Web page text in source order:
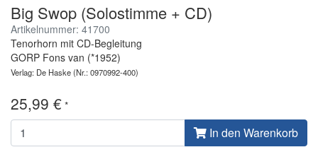
Big Swop (Solostimme + CD)
Artikelnummer: 41700
Tenorhorn mit CD-Begleitung
GORP Fons van (*1952)
Verlag: De Haske(Nr.: 0970992-400)
25,99 € *
In den Warenkorb